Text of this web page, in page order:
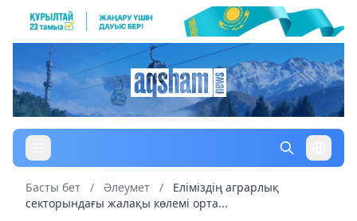
Басты бет / Әлеумет /
Еліміздің аграрлық
секторындағы жалақы көлемі орта...